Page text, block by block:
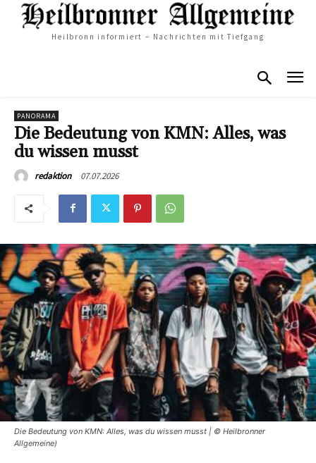
Heilbronn informiert – Nachrichten mit Tiefgang
PANORAMA
Die Bedeutung von KMN: Alles, was
du wissen musst
redaktion 07.07.2026
Die Bedeutung von KMN: Alles, was du wissen musst | © Heilbronner
Allgemeine)